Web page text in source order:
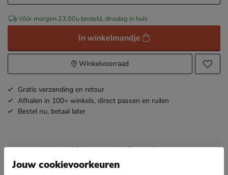
Vóór morgen 23.00u besteld, dinsdag in huis
In winkelmandje
Winkelvoorraad
Gratis verzending en retour
Afhalen in 100+ winkels, direct passen en ruilen
Bestel nu, betaal later
OmschrijvingBirkenstock Arizona Eva
Artikelnummer 17101850-10
Jouw cookievoorkeuren